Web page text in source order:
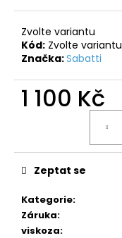
Zvolte variantu
Kód: Zvolte variantu
Značka:Sabatti
1 100 Kč
Kategorie:
Záruka:
viskoza:
Zeptat se
u
č
u
j
e
m